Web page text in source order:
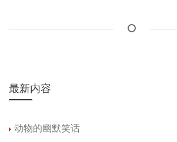
最新内容
动物的幽默笑话